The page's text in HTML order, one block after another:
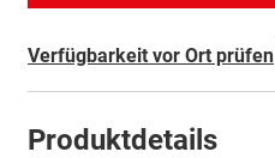
Verfügbarkeit vor Ort prüfen
Produktdetails